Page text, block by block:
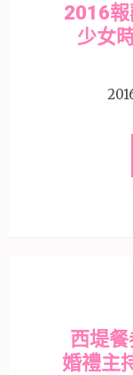
2016
少女
西堤
婚禮主